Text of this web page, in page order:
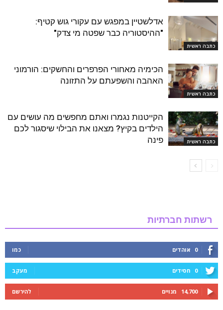
כתבה ראשית
אדלשטיין במפגש עם עקורי גוש קטיף:
"ההיסטוריה כבר שפטה מי צדק"
כתבה ראשית
הכימיה מאחורי הפרפרים והחשקים: הורמוני
האהבה והשפעתם על התזונה
כתבה ראשית
הקייטנות נגמרו ואתם מחפשים מה עושים עם
הילדים בקיץ? מצאנו את הבילוי שיסגור לכם
פינה
רשתות חברתיות
0 אוהדים כמו
0 חסידים מעקב
14,700 מנויים להירשם